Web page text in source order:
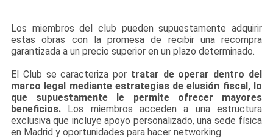
Los miembros del club pueden supuestamente adquirir
estas obras con la promesa de recibir una recompra
garantizada a un precio superior en un plazo determinado.
El Club se caracteriza por tratar de operar dentro del
marco legal mediante estrategias de elusión fiscal, lo
que supuestamente le permite ofrecer mayores
beneficios. Los miembros acceden a una estructura
exclusiva que incluye apoyo personalizado, una sede física
en Madrid y oportunidades para hacer networking.